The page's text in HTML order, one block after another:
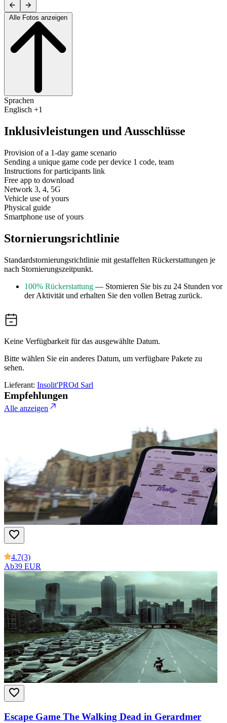
Sprachen
Englisch +1
Inklusivleistungen und Ausschlüsse
Provision of a 1-day game scenario
Sending a unique game code per device 1 code, team
Instructions for participants link
Free app to download
Network 3, 4, 5G
Vehicle use of yours
Physical guide
Smartphone use of yours
Stornierungsrichtlinie
Standardstornierungsrichtlinie mit gestaffelten Rückerstattungen je
nach Stornierungszeitpunkt.
100% Rückerstattung — Stornieren Sie bis zu 24 Stunden vor
der Aktivität und erhalten Sie den vollen Betrag zurück.
Keine Verfügbarkeit für das ausgewählte Datum.
Bitte wählen Sie ein anderes Datum, um verfügbare Pakete zu
sehen.
Lieferant: Insolit'PROd Sarl
Empfehlungen
Alle anzeigen
4.7(3)
Ab39 EUR
Escape Game The Walking Dead in Gerardmer